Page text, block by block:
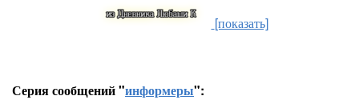
[показать]
Серия сообщений "информеры":